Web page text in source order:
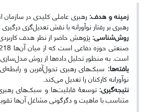
زمینه و هدف: رهبری عاملی کلیدی در سازمان
رهبری بر رفتار نوآورانه با نقش تعدیل‌گری
روش‌شناسی:پژوهش حاضر از نظر هدف
است. به منظور تحلیل داده‌ها از روش
یافته‌ها: سبک‌های رهبری تحول‌آفرین و رابطه‌ای
نوآورانه کارکنان را تعدیل می‌کند.
نتیجه‌گیری:توسعۀ قابلیت‌ها و سبک‌های رهبری
متناسب با ماهیت و دگرگونی مشاغل آن‌ها